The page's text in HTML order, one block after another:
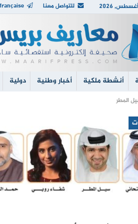
للتواصل معنا
أنشطة ملكية أخبار وطنية دولية
المطر